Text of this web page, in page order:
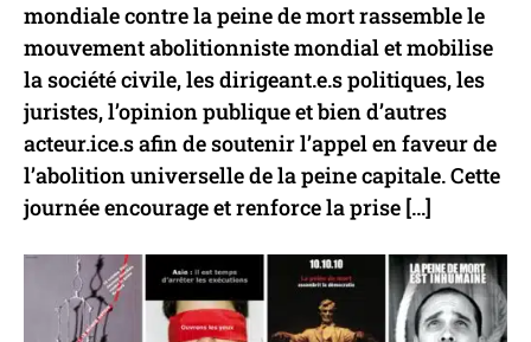
mondiale contre la peine de mort rassemble le
mouvement abolitionniste mondial et mobilise
la société civile, les dirigeant.e.s politiques, les
juristes, l’opinion publique et bien d’autres
acteur.ice.s afin de soutenir l’appel en faveur de
l’abolition universelle de la peine capitale. Cette
journée encourage et renforce la prise […]